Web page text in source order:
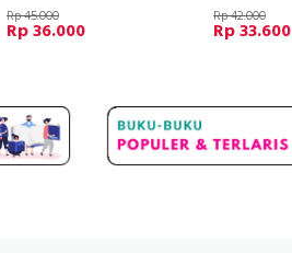
Rp 45.000
Rp 36.000
Rp 42.000
Rp 33.600